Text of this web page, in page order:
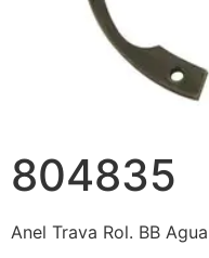
804835
Anel Trava Rol. BB Agua